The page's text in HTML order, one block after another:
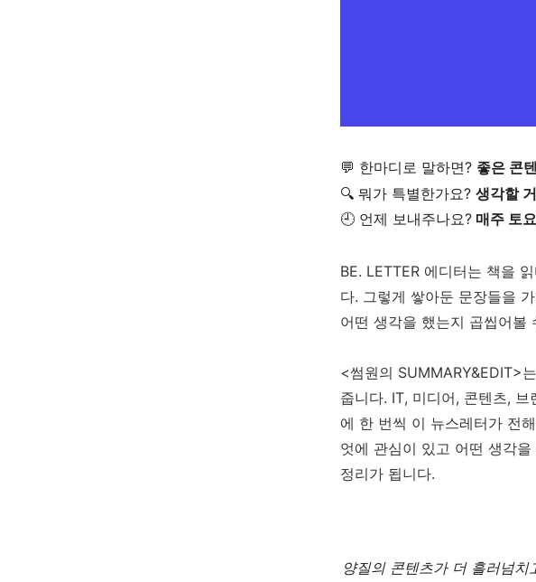
💬 한마디로 말하면? 좋은 콘
🔍 뭐가 특별한가요? 생각할
🕘 언제 보내주나요? 매주 토
BE. LETTER 에디터는 책을
다. 그렇게 쌓아둔 문장들을
어떤 생각을 했는지 곱씹어볼
<썸원의 SUMMARY&EDIT>
줍니다. IT, 미디어, 콘텐츠,
에 한 번씩 이 뉴스레터가 전
엇에 관심이 있고 어떤 생각
정리가 됩니다.
양질의 콘텐츠가 더 흘러넘